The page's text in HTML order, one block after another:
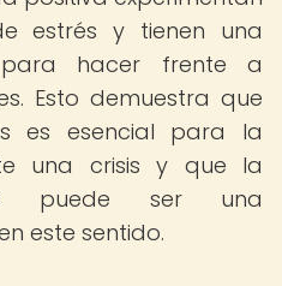
estrés y tienen una
hacer frente a
Esto demuestra que
es esencial para la
una crisis y que la
puede ser una
este sentido.